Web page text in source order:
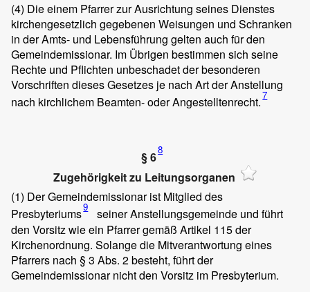
(4) Die einem Pfarrer zur Ausrichtung seines Dienstes
kirchengesetzlich gegebenen Weisungen und Schranken
in der Amts- und Lebensführung gelten auch für den
Gemeindemissionar. Im Übrigen bestimmen sich seine
Rechte und Pflichten unbeschadet der besonderen
Vorschriften dieses Gesetzes je nach Art der Anstellung
nach kirchlichem Beamten- oder Angestelltenrecht.7
§ 68
Zugehörigkeit zu Leitungsorganen
(1) Der Gemeindemissionar ist Mitglied des
Presbyteriums9
seiner Anstellungsgemeinde und führt
den Vorsitz wie ein Pfarrer gemäß Artikel 115 der
Kirchenordnung. Solange die Mitverantwortung eines
Pfarrers nach § 3 Abs. 2 besteht, führt der
Gemeindemissionar nicht den Vorsitz im Presbyterium.